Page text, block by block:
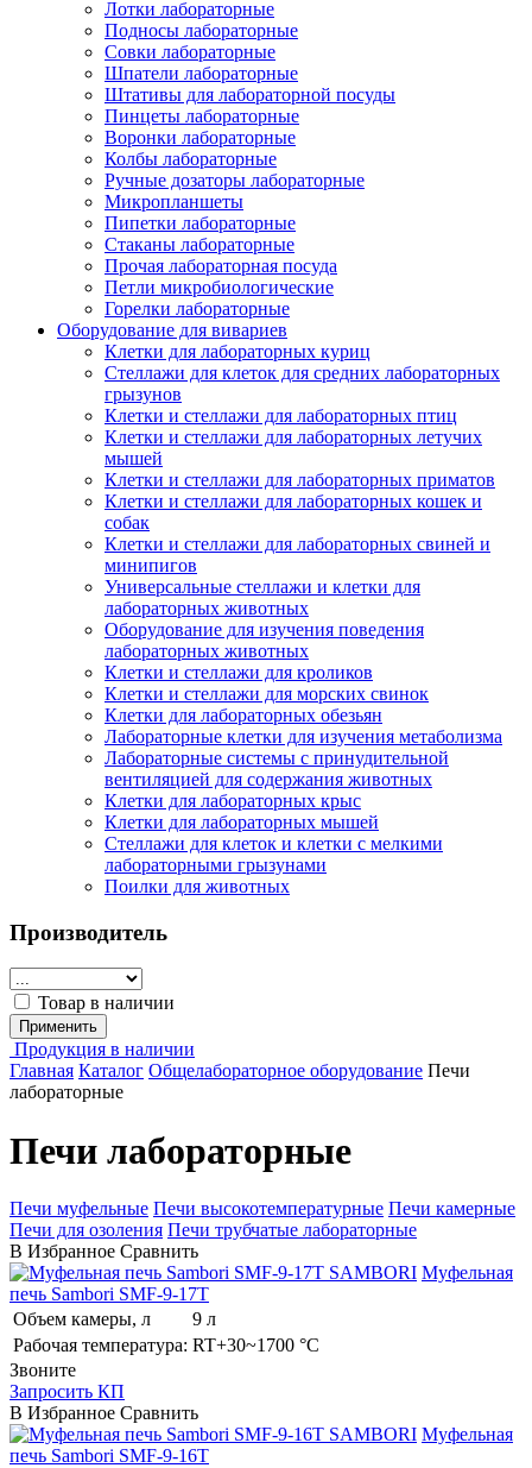
Лотки лабораторные
Подносы лабораторные
Совки лабораторные
Шпатели лабораторные
Штативы для лабораторной посуды
Пинцеты лабораторные
Воронки лабораторные
Колбы лабораторные
Ручные дозаторы лабораторные
Микропланшеты
Пипетки лабораторные
Стаканы лабораторные
Прочая лабораторная посуда
Петли микробиологические
Горелки лабораторные
Оборудование для вивариев
Клетки для лабораторных куриц
Стеллажи для клеток для средних лабораторных
грызунов
Клетки и стеллажи для лабораторных птиц
Клетки и стеллажи для лабораторных летучих
мышей
Клетки и стеллажи для лабораторных приматов
Клетки и стеллажи для лабораторных кошек и
собак
Клетки и стеллажи для лабораторных свиней и
минипигов
Универсальные стеллажи и клетки для
лабораторных животных
Оборудование для изучения поведения
лабораторных животных
Клетки и стеллажи для кроликов
Клетки и стеллажи для морских свинок
Клетки для лабораторных обезьян
Лабораторные клетки для изучения метаболизма
Лабораторные системы с принудительной
вентиляцией для содержания животных
Клетки для лабораторных крыс
Клетки для лабораторных мышей
Стеллажи для клеток и клетки с мелкими
лабораторными грызунами
Поилки для животных
Производитель
Товар в наличии
Применить
Продукция в наличии
Главная Каталог Общелабораторное оборудование Печи
лабораторные
Печи лабораторные
Печи муфельные Печи высокотемпературные Печи камерные
Печи для озоления Печи трубчатые лабораторные
В Избранное Сравнить
SAMBORI Муфельная
печь Sambori SMF-9-17T
Объем камеры, л
9 л
Рабочая температура: RT+30~1700 °C
Звоните
Запросить КП
В Избранное Сравнить
SAMBORI Муфельная
печь Sambori SMF-9-16T